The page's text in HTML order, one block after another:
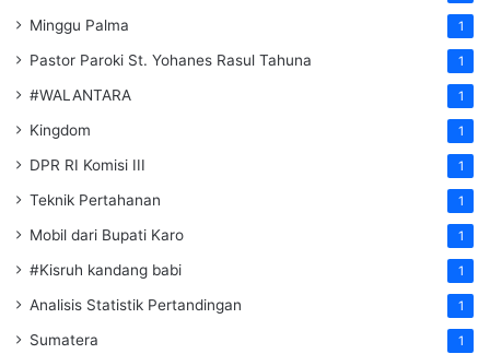
Minggu Palma 1
Pastor Paroki St. Yohanes Rasul Tahuna 1
#WALANTARA 1
Kingdom 1
DPR RI Komisi III 1
Teknik Pertahanan 1
Mobil dari Bupati Karo 1
#Kisruh kandang babi 1
Analisis Statistik Pertandingan 1
Sumatera 1